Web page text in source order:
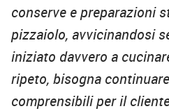
conserve e preparazioni
pizzaiolo, avvicinandosi
iniziato davvero a
ripeto, bisogna
comprensibili per il